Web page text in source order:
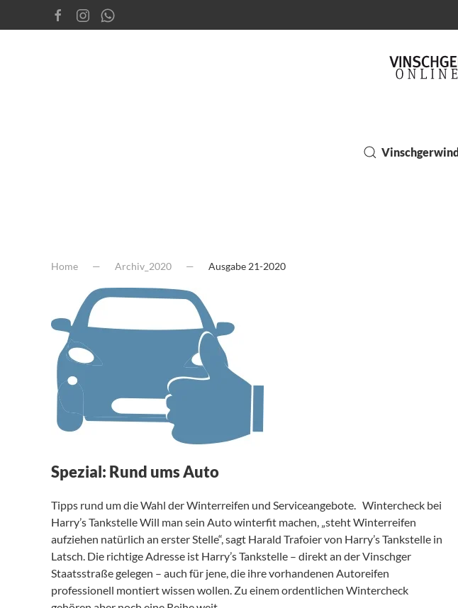
Vinschgerwind
Home Archiv_2020 Ausgabe 21-2020
Spezial: Rund ums Auto
Tipps rund um die Wahl der Winterreifen und Serviceangebote. Wintercheck bei
Harry’s Tankstelle Will man sein Auto winterfit machen, „steht Winterreifen
aufziehen natürlich an erster Stelle“, sagt Harald Trafoier von Harry’s Tankstelle in
Latsch. Die richtige Adresse ist Harry’s Tankstelle – direkt an der Vinschger
Staatsstraße gelegen – auch für jene, die ihre vorhandenen Autoreifen
professionell montiert wissen wollen. Zu einem ordentlichen Wintercheck